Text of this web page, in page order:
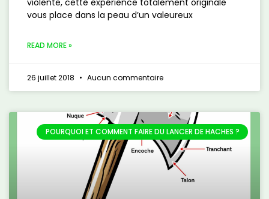
vous place dans la peau d’un valeureux
READ MORE »
26 juillet 2018 Aucun commentaire
POURQUOI ET COMMENT FAIRE DU LANCER DE HACHES ?